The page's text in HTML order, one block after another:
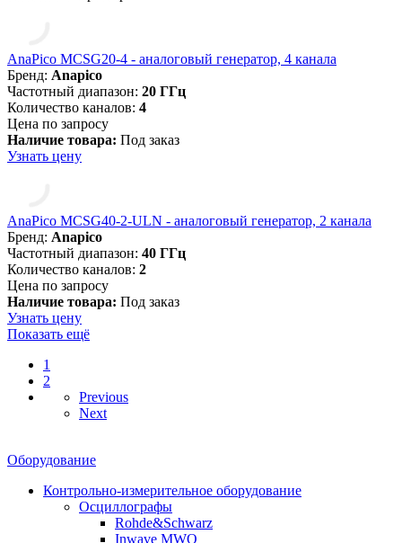
AnaPico MCSG20-4 - аналоговый генератор, 4 канала
Бренд: Anapico
Частотный диапазон: 20 ГГц
Количество каналов: 4
Цена по запросу
Наличие товара: Под заказ
Узнать цену
AnaPico MCSG40-2-ULN - аналоговый генератор, 2 канала
Бренд: Anapico
Частотный диапазон: 40 ГГц
Количество каналов: 2
Цена по запросу
Наличие товара: Под заказ
Узнать цену
Показать ещё
1
2
Previous
Next
Оборудование
Контрольно-измерительное оборудование
Осциллографы
Rohde&Schwarz
Inwave MWO